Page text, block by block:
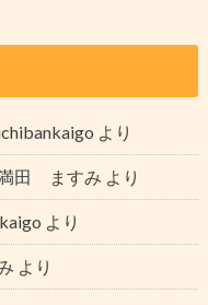
より
田 ますみ より
より
より